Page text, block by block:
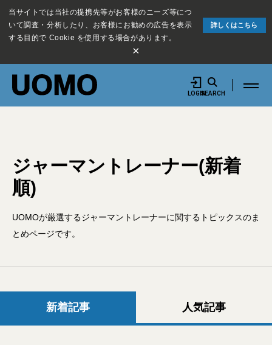
当サイトでは当社の提携先等がお客様のニーズ等につ
いて調査・分析したり、お客様にお勧めの広告を表示
する目的で Cookie を使用する場合があります。
詳しくはこちら
×
LOGINSEARCH
ジャーマントレーナー(新着
順)
UOMOが厳選するジャーマントレーナーに関するトピックスのま
とめページです。
新着記事 人気記事